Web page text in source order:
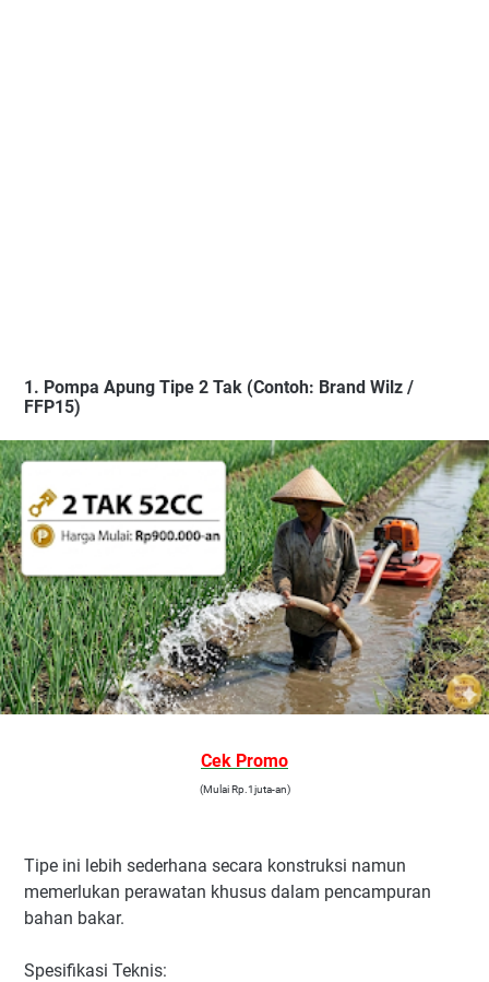
1. Pompa Apung Tipe 2 Tak (Contoh: Brand Wilz /
FFP15)
Cek Promo
(Mulai Rp.1juta-an)
Tipe ini lebih sederhana secara konstruksi namun
memerlukan perawatan khusus dalam pencampuran
bahan bakar.
Spesifikasi Teknis: